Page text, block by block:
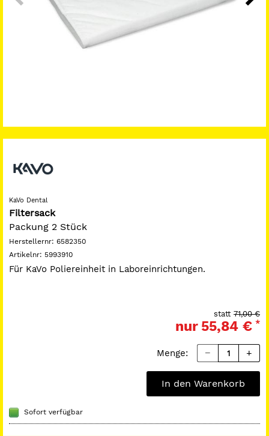
KaVo Dental
Filtersack
Packung 2 Stück
Herstellernr: 6582350
Artikelnr: 5993910
Für KaVo Poliereinheit in Laboreinrichtungen.
71,00 €
statt
nur 55,84 € *
Menge:
In den Warenkorb
Sofort verfügbar